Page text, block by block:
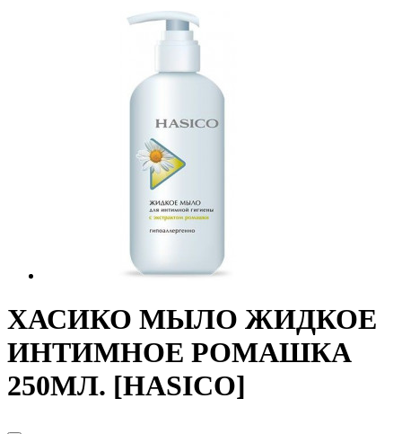
ХАСИКО МЫЛО ЖИДКОЕ
ИНТИМНОЕ РОМАШКА
250МЛ. [HASICO]